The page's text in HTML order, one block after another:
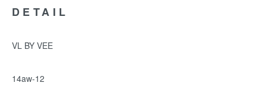
DETAIL
VL BY VEE
14aw-12